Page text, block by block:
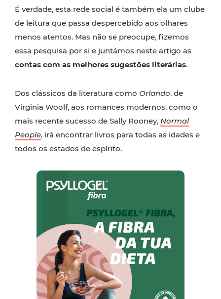
É verdade, esta rede social é também ela um clube
de leitura que passa despercebido aos olhares
menos atentos. Mas não se preocupe, fizemos
essa pesquisa por si e juntámos neste artigo as
contas com as melhores sugestões literárias.
Dos clássicos da literatura como Orlando, de
Virginia Woolf, aos romances modernos, como o
mais recente sucesso de Sally Rooney, Normal
People, irá encontrar livros para todas as idades e
todos os estados de espírito.